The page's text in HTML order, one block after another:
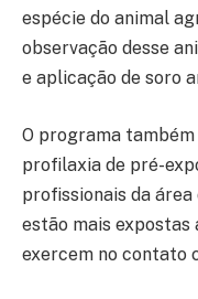
espécie do animal
observação desse
e aplicação de soro
O programa
profilaxia de pré-
profissionais da área
estão mais expostas
exercem no contato